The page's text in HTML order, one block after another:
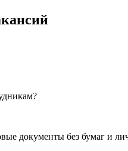
документы без бумаг и